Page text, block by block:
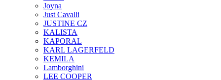
Joyna
Just Cavalli
JUSTINE CZ
KALISTA
KAPORAL
KARL LAGERFELD
KEMILA
Lamborghini
LEE COOPER